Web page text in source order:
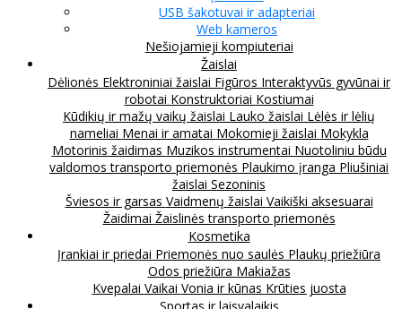
USB šakotuvai ir adapteriai
Web kameros
Nešiojamieji kompiuteriai
Žaislai
Dėlionės Elektroniniai žaislai Figūros Interaktyvūs gyvūnai ir
robotai Konstruktoriai Kostiumai
Kūdikių ir mažų vaikų žaislai Lauko žaislai Lėlės ir lėlių
nameliai Menai ir amatai Mokomieji žaislai Mokykla
Motorinis žaidimas Muzikos instrumentai Nuotoliniu būdu
valdomos transporto priemonės Plaukimo įranga Pliušiniai
žaislai Sezoninis
Šviesos ir garsas Vaidmenų žaislai Vaikiški aksesuarai
Žaidimai Žaislinės transporto priemonės
Kosmetika
Įrankiai ir priedai Priemonės nuo saulės Plaukų priežiūra
Odos priežiūra Makiažas
Kvepalai Vaikai Vonia ir kūnas Krūties juosta
Sportas ir laisvalaikis